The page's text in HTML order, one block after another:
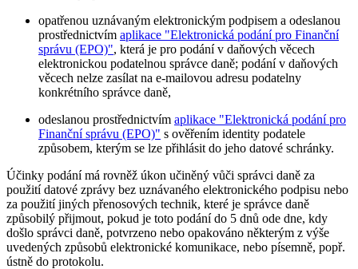
opatřenou uznávaným elektronickým podpisem a odeslanou
prostřednictvím aplikace "Elektronická podání pro Finanční
správu (EPO)", která je pro podání v daňových věcech
elektronickou podatelnou správce daně; podání v daňových
věcech nelze zasílat na e-mailovou adresu podatelny
konkrétního správce daně,
odeslanou prostřednictvím aplikace "Elektronická podání pro
Finanční správu (EPO)" s ověřením identity podatele
způsobem, kterým se lze přihlásit do jeho datové schránky.
Účinky podání má rovněž úkon učiněný vůči správci daně za
použití datové zprávy bez uznávaného elektronického podpisu nebo
za použití jiných přenosových technik, které je správce daně
způsobilý přijmout, pokud je toto podání do 5 dnů ode dne, kdy
došlo správci daně, potvrzeno nebo opakováno některým z výše
uvedených způsobů elektronické komunikace, nebo písemně, popř.
ústně do protokolu.